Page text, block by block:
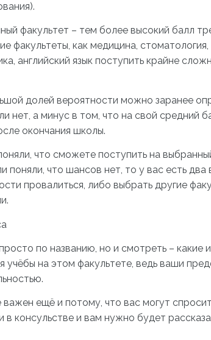
факультет – тем более высокий балл
факультеты, как медицина, стоматология,
английский язык поступить крайне
долей вероятности можно заранее
нет, а минус в том, что на свой средний
окончания школы.
что сможете поступить на
поняли, что шансов нет, то у вас есть два
провалиться, либо выбрать другие
по названию, но и смотреть – какие
на этом факультете, ведь ваши
ещё и потому, что вас могут
в консульстве и вам нужно будет